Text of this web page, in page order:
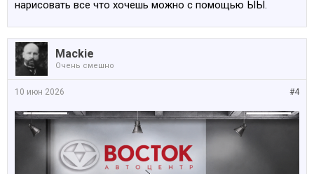
нарисовать все что хочешь можно с помощью ЫЫ.
Mackie
Очень смешно
#4
10 июн 2026